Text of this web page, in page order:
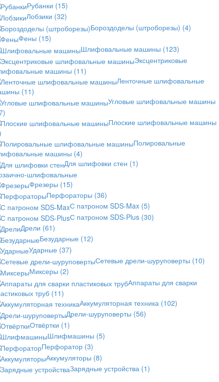
Рубанки (15)
Лобзики (32)
Бороздоделы (штроборезы) (4)
Фены (15)
Шлифовальные машины (123)
Эксцентриковые
машины (11)
Ленточные шлифовальные
(11)
Угловые шлифовальные машины
Плоские шлифовальные машины
Полировальные
машины (4)
Для шлифовки стен (1)
шлифовальные
Фрезеры (15)
Перфораторы (36)
С патроном SDS-Max (5)
С патроном SDS-Plus (30)
Дрели (61)
Безударные (12)
Ударные (37)
Сетевые дрели-шуруповерты (10)
Миксеры (2)
Аппараты для сварки
труб (11)
Аккумуляторная техника (102)
Дрели-шуруповерты (56)
Отвёртки (1)
Шлифмашины (5)
Перфоратор (3)
Аккумуляторы (8)
Зарядные устройства (1)